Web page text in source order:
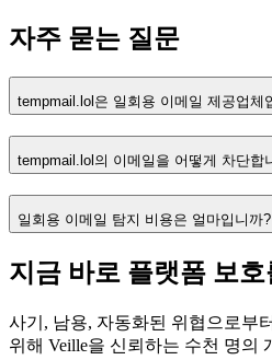
자주 묻는 질문
tempmail.lol은 일회용 이메일 제공업체
tempmail.lol의 이메일을 어떻게 차단합
일회용 이메일 탐지 비용은 얼마입니까?
지금 바로 플랫폼 보호
사기, 남용, 자동화된 위협으로부
위해 Veille을 신뢰하는 수천 명의